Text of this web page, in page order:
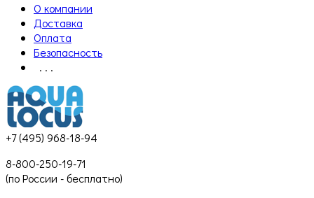
О компании
Доставка
Оплата
Безопасность
. . .
+7 (495) 968-18-94
8-800-250-19-71
(по России - бесплатно)